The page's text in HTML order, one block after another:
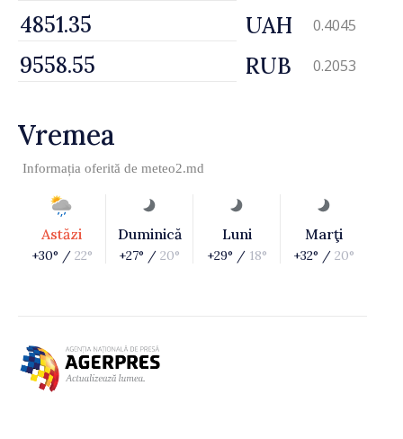
UAH 0.4045
RUB 0.2053
Vremea
Informația oferită de meteo2.md
Astăzi
+30° / 22°
Duminică
+27° / 20°
Luni
+29° / 18°
Marţi
+32° / 20°